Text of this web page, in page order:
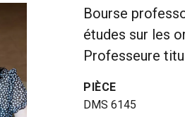
Bourse
études sur les
Professeure
PIÈCE
DMS 6145